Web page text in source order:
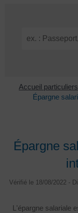
Accueil particuliers
Épargne
Épargne
Vérifié le 18/08/2022 -
L'épargne salariale